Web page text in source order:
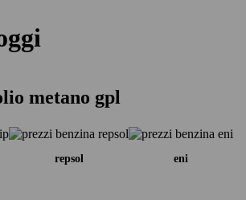
metano gpl
repsol eni